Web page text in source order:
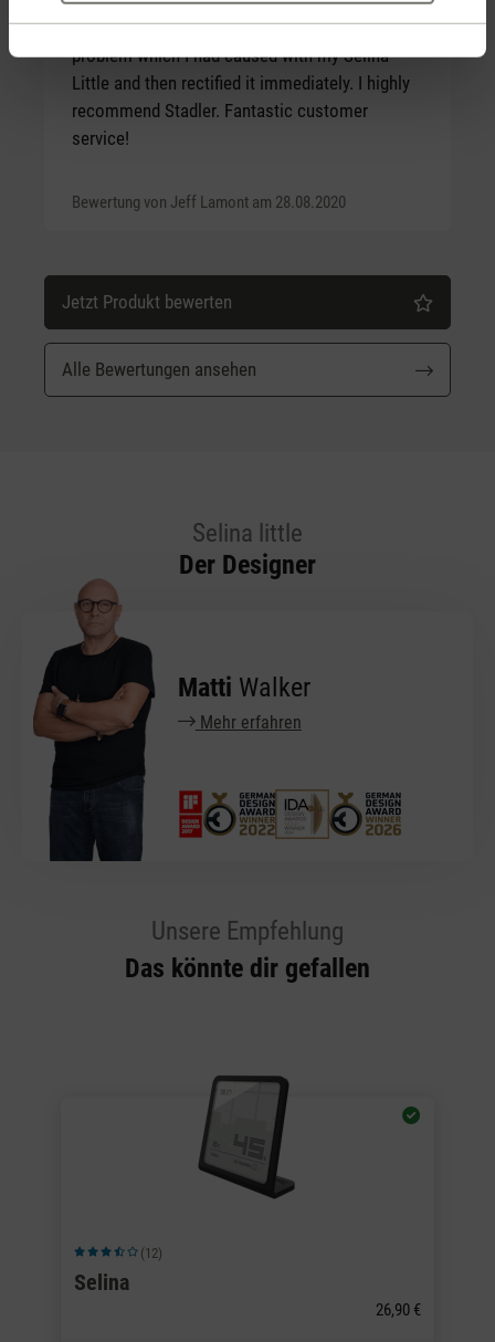
I contacted customer service when I had a
problem which I had caused with my Selina
Little and then rectified it immediately. I highly
recommend Stadler. Fantastic customer
service!
Bewertung von Jeff Lamont am 28.08.2020
Jetzt Produkt bewerten
Alle Bewertungen ansehen
Selina little
Der Designer
Matti Walker
Mehr erfahren
Unsere Empfehlung
Das könnte dir gefallen
Durchschnittliche Bewertung von 3.83 von 5 Sternen
(12)
Selina
26,90 €